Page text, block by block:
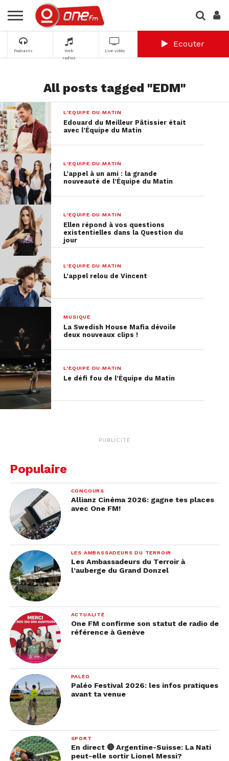
Podcasts
Web
radios
Live vidéo
Ecouter
All posts tagged "EDM"
L'EQUIPE DU MATIN
Edouard du Meilleur Pâtissier était
avec l’Équipe du Matin
L'EQUIPE DU MATIN
L’appel à un ami : la grande
nouveauté de l’Équipe du Matin
L'EQUIPE DU MATIN
Ellen répond à vos questions
existentielles dans la Question du
jour
L'EQUIPE DU MATIN
L’appel relou de Vincent
MUSIQUE
La Swedish House Mafia dévoile
deux nouveaux clips !
L'EQUIPE DU MATIN
Le défi fou de l’Équipe du Matin
PUBLICITÉ
Populaire
CONCOURS
Allianz Cinéma 2026: gagne tes places
avec One FM!
LES AMBASSADEURS DU TERROIR
Les Ambassadeurs du Terroir à
l’auberge du Grand Donzel
ACTUALITÉ
One FM confirme son statut de radio de
référence à Genève
PALÉO
Paléo Festival 2026: les infos pratiques
avant ta venue
SPORT
En direct 🔴 Argentine-Suisse: La Nati
peut-elle sortir Lionel Messi?